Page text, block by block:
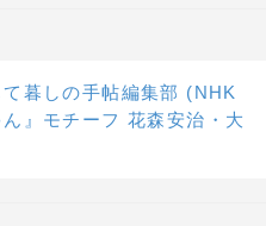
暮しの手帖編集部 (NHK
』モチーフ 花森安治・大